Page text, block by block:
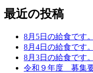
最近の投稿
8月5日の給食です。
8月4日の給食です。
8月3日の給食です。
令和９年度 募集